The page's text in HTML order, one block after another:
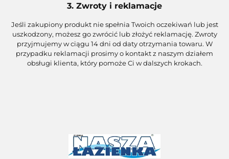
3. Zwroty i reklamacje
Jeśli zakupiony produkt nie spełnia Twoich oczekiwań lub jest
uszkodzony, możesz go zwrócić lub złożyć reklamację. Zwroty
przyjmujemy w ciągu 14 dni od daty otrzymania towaru. W
przypadku reklamacji prosimy o kontakt z naszym działem
obsługi klienta, który pomoże Ci w dalszych krokach.